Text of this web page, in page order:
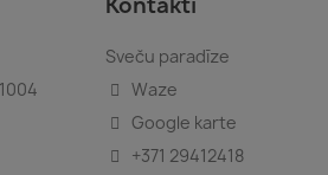
Sveču paradīze
Waze
Google karte
+371 29412418